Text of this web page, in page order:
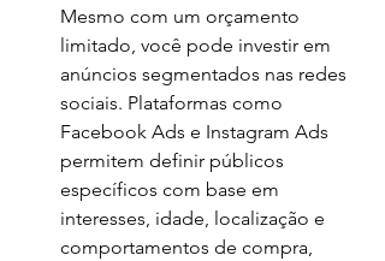
Mesmo com um orçamento
limitado, você pode investir em
anúncios segmentados nas redes
sociais. Plataformas como
Facebook Ads e Instagram Ads
permitem definir públicos
específicos com base em
interesses, idade, localização e
comportamentos de compra,